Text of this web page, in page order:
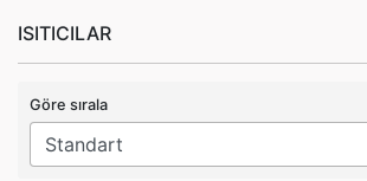
ISITICILAR
Göre sırala